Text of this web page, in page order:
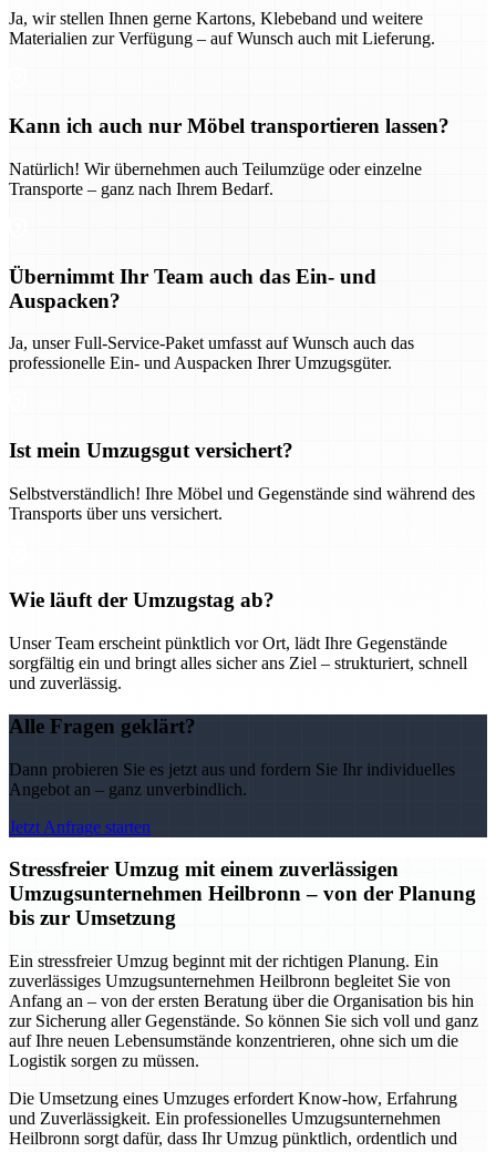
Ja, wir stellen Ihnen gerne Kartons, Klebeband und weitere
Materialien zur Verfügung – auf Wunsch auch mit Lieferung.
Kann ich auch nur Möbel transportieren lassen?
Natürlich! Wir übernehmen auch Teilumzüge oder einzelne
Transporte – ganz nach Ihrem Bedarf.
Übernimmt Ihr Team auch das Ein- und
Auspacken?
Ja, unser Full-Service-Paket umfasst auf Wunsch auch das
professionelle Ein- und Auspacken Ihrer Umzugsgüter.
Ist mein Umzugsgut versichert?
Selbstverständlich! Ihre Möbel und Gegenstände sind während des
Transports über uns versichert.
Wie läuft der Umzugstag ab?
Unser Team erscheint pünktlich vor Ort, lädt Ihre Gegenstände
sorgfältig ein und bringt alles sicher ans Ziel – strukturiert, schnell
und zuverlässig.
Alle Fragen geklärt?
Dann probieren Sie es jetzt aus und fordern Sie Ihr individuelles
Angebot an – ganz unverbindlich.
Jetzt Anfrage starten
Stressfreier Umzug mit einem zuverlässigen
Umzugsunternehmen Heilbronn – von der Planung
bis zur Umsetzung
Ein stressfreier Umzug beginnt mit der richtigen Planung. Ein
zuverlässiges Umzugsunternehmen Heilbronn begleitet Sie von
Anfang an – von der ersten Beratung über die Organisation bis hin
zur Sicherung aller Gegenstände. So können Sie sich voll und ganz
auf Ihre neuen Lebensumstände konzentrieren, ohne sich um die
Logistik sorgen zu müssen.
Die Umsetzung eines Umzuges erfordert Know-how, Erfahrung
und Zuverlässigkeit. Ein professionelles Umzugsunternehmen
Heilbronn sorgt dafür, dass Ihr Umzug pünktlich, ordentlich und